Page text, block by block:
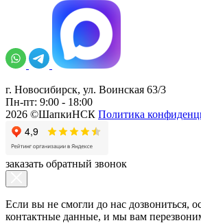
г. Новосибирск, ул. Воинская 63/3
Пн-пт: 9:00 - 18:00
2026 ©ШапкиНСК Политика
заказать обратный звонок
Если вы не смогли до нас дозвониться,
контактные данные, и мы вам